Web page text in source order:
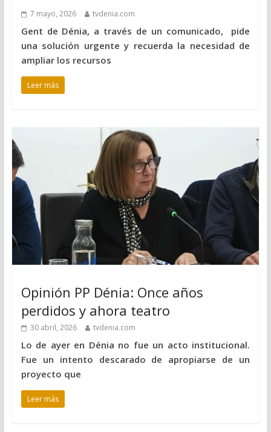
7 mayo, 2026 tvdenia.com
Gent de Dénia, a través de un comunicado, pide
una solución urgente y recuerda la necesidad de
ampliar los recursos
Leer más
Opinión PP Dénia: Once años
perdidos y ahora teatro
30 abril, 2026 tvdenia.com
Lo de ayer en Dénia no fue un acto institucional.
Fue un intento descarado de apropiarse de un
proyecto que
Leer más